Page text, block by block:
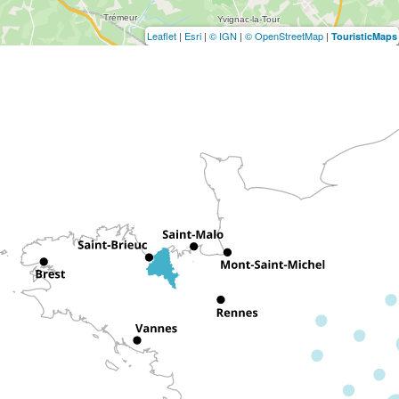
Leaflet | Esri | © IGN | © OpenStreetMap | TouristicMaps